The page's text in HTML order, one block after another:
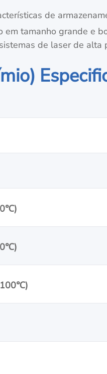
de
tamanho grande e
de laser de alta
℃)
℃)
℃)